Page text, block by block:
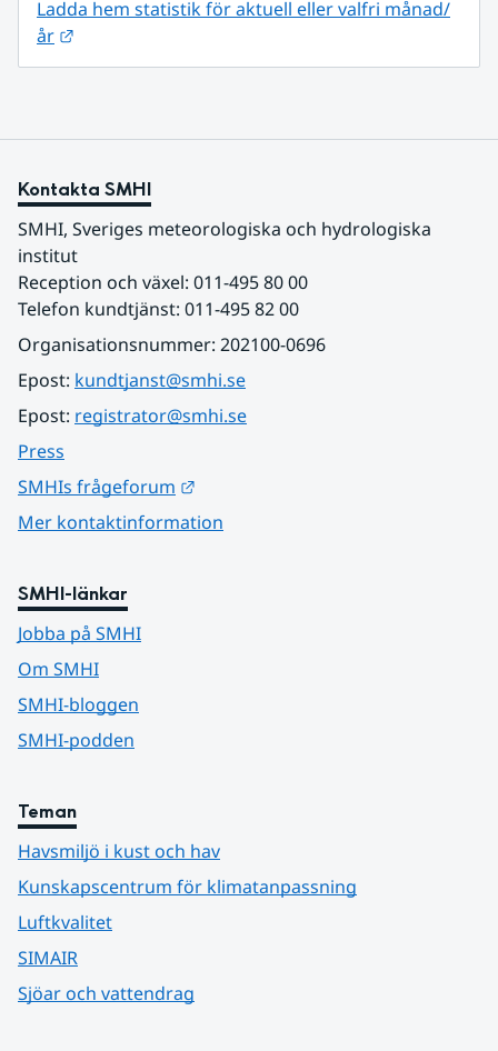
Ladda hem statistik för aktuell eller valfri månad/
år
Kontakta SMHI
SMHI, Sveriges meteorologiska och hydrologiska
institut
Reception och växel: 011-495 80 00
Telefon kundtjänst: 011-495 82 00
Organisationsnummer: 202100-0696
Epost: kundtjanst@smhi.se
Epost: registrator@smhi.se
Press
SMHIs frågeforum
Mer kontaktinformation
SMHI-länkar
Jobba på SMHI
Om SMHI
SMHI-bloggen
SMHI-podden
Teman
Havsmiljö i kust och hav
Kunskapscentrum för klimatanpassning
Luftkvalitet
SIMAIR
Sjöar och vattendrag